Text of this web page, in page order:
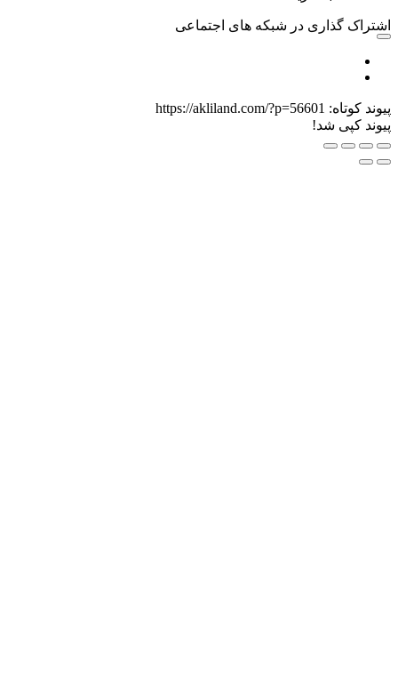
در شبکه های اجتماعی
https://akliland.com/?p=56601